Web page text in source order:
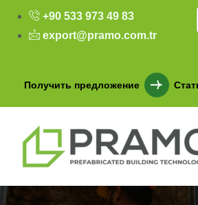
+90 533 973 49 83
export@pramo.com.tr
Получить предложение